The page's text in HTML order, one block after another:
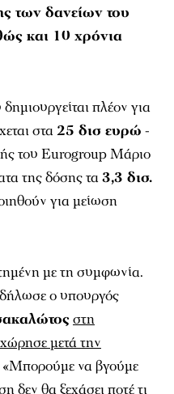
των δανείων του
και 10 χρόνια
πλέον για
στα25 δισ ευρώ -
του Eurogroup Μάριο
της δόσης τα3,3 δισ.
για μείωση
με τη συμφωνία.
ο υπουργός
στη
μετά την
«Μπορούμε να βγούμε
δεν θα ξεχάσει ποτέ τι